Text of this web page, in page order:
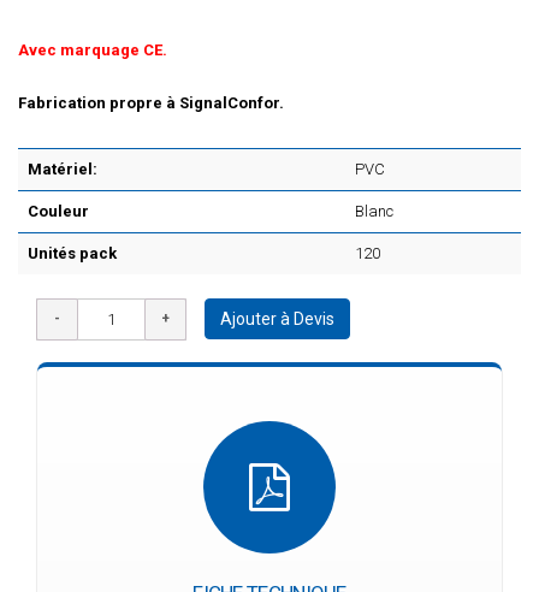
Avec marquage CE.
Fabrication propre à SignalConfor.
Matériel: PVC
Couleur Blanc
Unités pack 120
Ajouter à Devis